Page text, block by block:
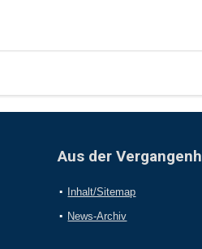
Aus der
Inhalt/Sitemap
News-Archiv